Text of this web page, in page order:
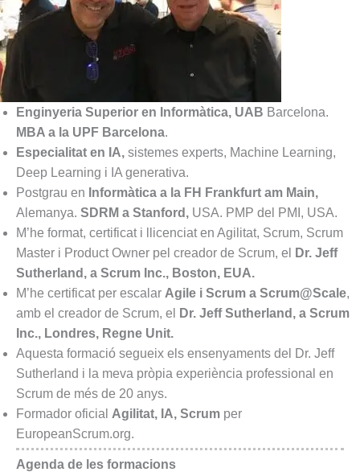
Enginyeria Superior en Informàtica, UAB Barcelona.
MBA a la UPF Barcelona.
Especialitat en IA, sistemes experts, Machine Learning,
Deep Learning i IA generativa.
Postgrau en Informàtica a la FH Frankfurt am Main,
Alemanya. SDRM a Stanford, USA. PMP del PMI, USA.
M’he format, certificat i llicenciat en Agilitat, Scrum, Scrum
Master i Product Owner pel creador de Scrum, el
Dr. Jeff
Sutherland, a Scrum Inc., Boston, EUA.
M’he certificat per escalar Agile i Scrum a Scrum@Scale,
amb el creador de Scrum, el
Dr. Jeff Sutherland, a Scrum
Inc., Londres, Regne Unit.
Aquesta formació segueix els ensenyaments del Dr. Jeff
Sutherland i la meva pròpia experiència professional en
Scrum de més de 20 anys.
Formador oficial Agilitat, IA, Scrum per
EuropeanScrum.org.
Agenda de les formacions